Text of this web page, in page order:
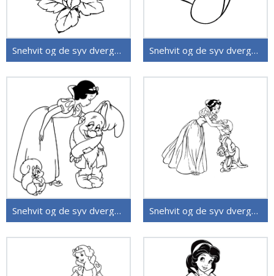
Snehvit og de syv dvergene (38) Snehvit og de syv dvergene (37)
Snehvit og de syv dvergene (35) Snehvit og de syv dvergene (36)